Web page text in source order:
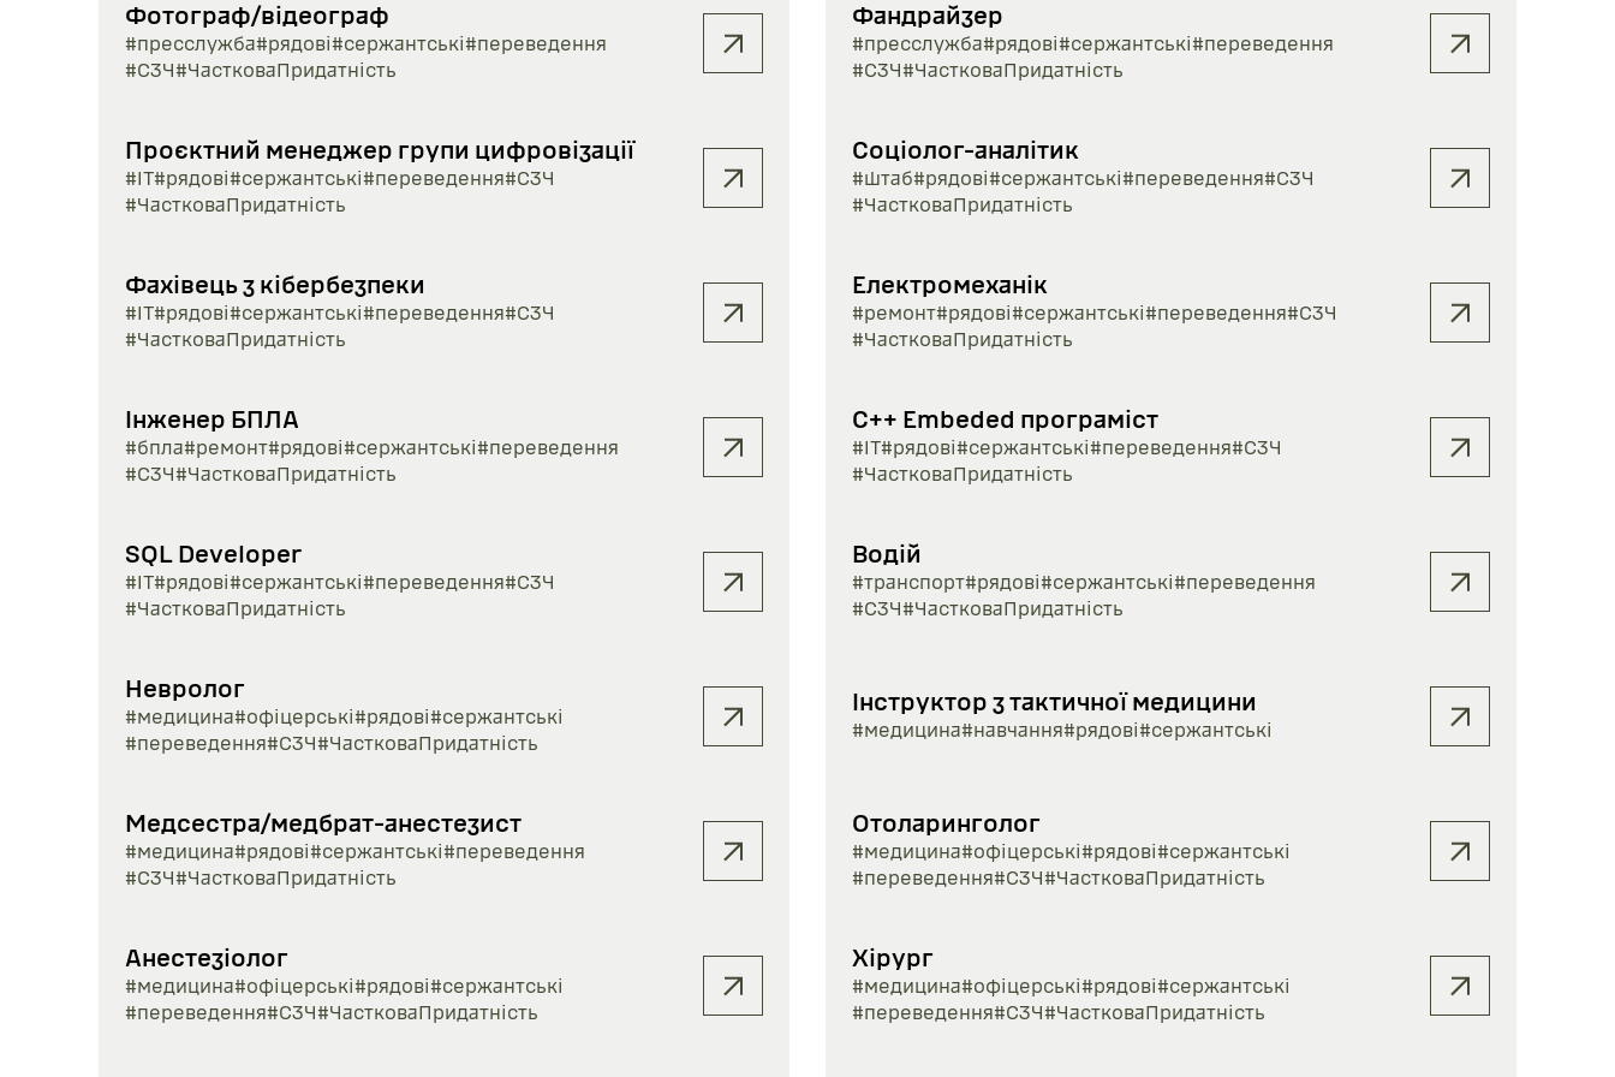
Фотограф/відеограф
#пресслужба#рядові#сержантські#переведення
#СЗЧ#ЧастковаПридатність
Фандрайзер
#пресслужба#рядові#сержантські#переведення
#СЗЧ#ЧастковаПридатність
Проєктний менеджер групи цифровізації
#ІТ#рядові#сержантські#переведення#СЗЧ
#ЧастковаПридатність
Соціолог-аналітик
#штаб#рядові#сержантські#переведення#СЗЧ
#ЧастковаПридатність
Фахівець з кібербезпеки
#ІТ#рядові#сержантські#переведення#СЗЧ
#ЧастковаПридатність
Електромеханік
#ремонт#рядові#сержантські#переведення#СЗЧ
#ЧастковаПридатність
Інженер БПЛА
#бпла#ремонт#рядові#сержантські#переведення
#СЗЧ#ЧастковаПридатність
С++ Embeded програміст
#ІТ#рядові#сержантські#переведення#СЗЧ
#ЧастковаПридатність
SQL Developer
#ІТ#рядові#сержантські#переведення#СЗЧ
#ЧастковаПридатність
Водій
#транспорт#рядові#сержантські#переведення
#СЗЧ#ЧастковаПридатність
Невролог
#медицина#офіцерські#рядові#сержантські
#переведення#СЗЧ#ЧастковаПридатність
Інструктор з тактичної медицини
#медицина#навчання#рядові#сержантські
Медсестра/медбрат-анестезист
#медицина#рядові#сержантські#переведення
#СЗЧ#ЧастковаПридатність
Отоларинголог
#медицина#офіцерські#рядові#сержантські
#переведення#СЗЧ#ЧастковаПридатність
Анестезіолог
#медицина#офіцерські#рядові#сержантські
#переведення#СЗЧ#ЧастковаПридатність
Хірург
#медицина#офіцерські#рядові#сержантські
#переведення#СЗЧ#ЧастковаПридатність